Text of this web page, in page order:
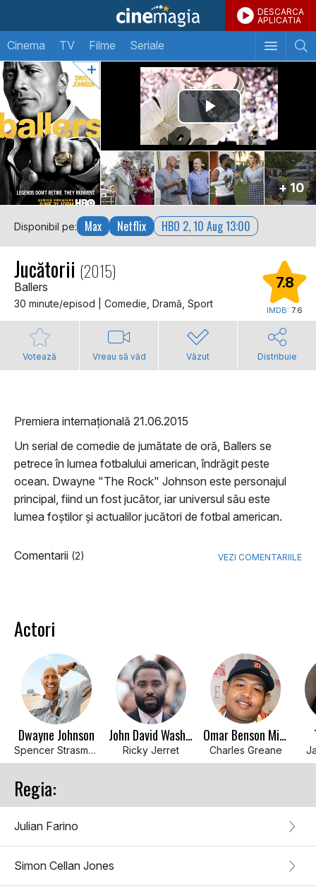
DESCARCA
APLICATIA
Cinema TV Filme Seriale
+ 10
Disponibil pe: Max Netflix HBO 2, 10 Aug 13:00
Jucătorii (2015)
Ballers
30 minute/episod | Comedie, Dramă, Sport
7.8
IMDB: 7.6
Votează Vreau să văd Văzut Distribuie
Premiera internațională 21.06.2015
Un serial de comedie de jumătate de oră, Ballers se
petrece în lumea fotbalului american, îndrăgit peste
ocean. Dwayne "The Rock" Johnson este personajul
principal, fiind un fost jucător, iar universul său este
lumea foștilor și actualilor jucători de fotbal american.
Comentarii (2) VEZI COMENTARIILE
Actori
Dwayne Johnson
Spencer Strasmore
John David Washington
Ricky Jerret
Omar Benson Miller
Charles Greane
Regia:
Julian Farino
Simon Cellan Jones